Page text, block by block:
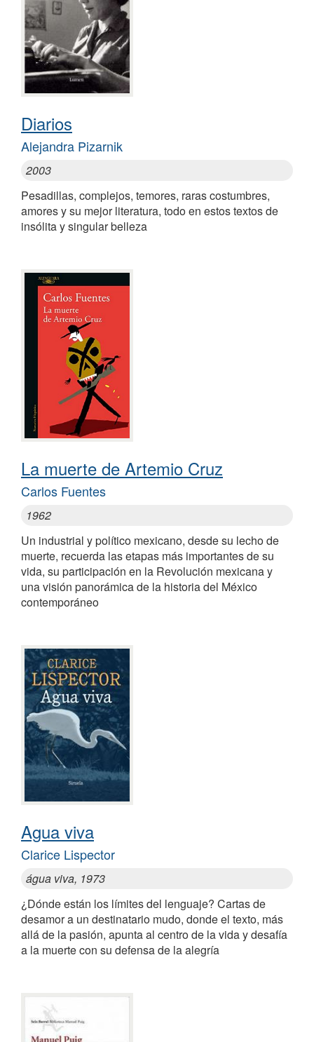
Diarios
Alejandra Pizarnik
2003
Pesadillas, complejos, temores, raras costumbres,
amores y su mejor literatura, todo en estos textos de
insólita y singular belleza
La muerte de Artemio Cruz
Carlos Fuentes
1962
Un industrial y político mexicano, desde su lecho de
muerte, recuerda las etapas más importantes de su
vida, su participación en la Revolución mexicana y
una visión panorámica de la historia del México
contemporáneo
Agua viva
Clarice Lispector
água viva, 1973
¿Dónde están los límites del lenguaje? Cartas de
desamor a un destinatario mudo, donde el texto, más
allá de la pasión, apunta al centro de la vida y desafía
a la muerte con su defensa de la alegría